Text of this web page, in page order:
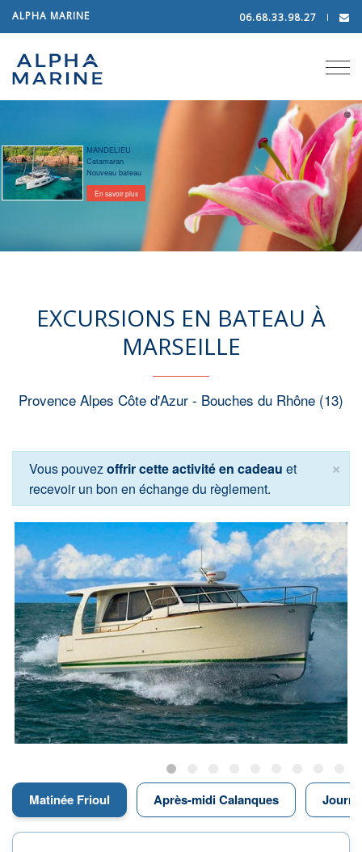
ALPHA MARINE 06.68.33.98.27
MANDELIEU
Catamaran
Nouveau bateau
En savoir plus
EXCURSIONS EN BATEAU À
MARSEILLE
Provence Alpes Côte d'Azur - Bouches du Rhône (13)
×
Vous pouvezoffrir cette activité en cadeau et
recevoir un bon en échange du règlement.
Matinée Frioul Après-midi Calanques